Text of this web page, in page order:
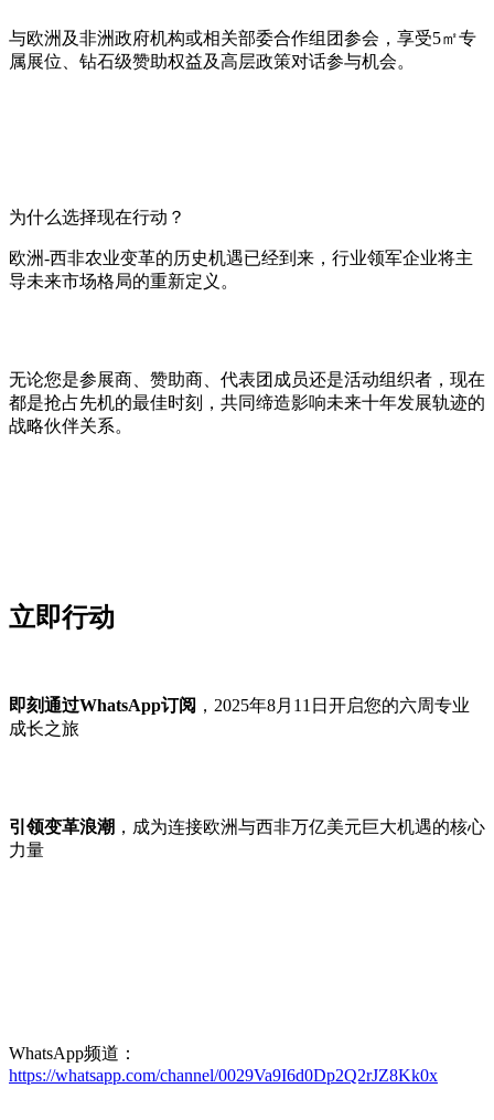
与欧洲及非洲政府机构或相关部委合作组团参会，享受5㎡专
属展位、钻石级赞助权益及高层政策对话参与机会。
为什么选择现在行动？
欧洲-西非农业变革的历史机遇已经到来，行业领军企业将主
导未来市场格局的重新定义。
无论您是参展商、赞助商、代表团成员还是活动组织者，现在
都是抢占先机的最佳时刻，共同缔造影响未来十年发展轨迹的
战略伙伴关系。
立即行动
即刻通过WhatsApp订阅 ，2025年8月11日开启您的六周专业
成长之旅
引领变革浪潮 ，成为连接欧洲与西非万亿美元巨大机遇的核心
力量
WhatsApp频道：
https://whatsapp.com/channel/0029Va9I6d0Dp2Q2rJZ8Kk0x